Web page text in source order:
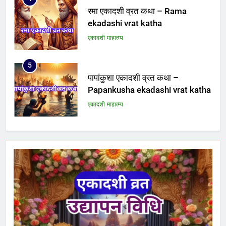
रमा एकादशी व्रत कथा – Rama
ekadashi vrat katha
एकादशी माहात्म्य
5
पापांकुशा एकादशी व्रत कथा –
Papankusha ekadashi vrat katha
एकादशी माहात्म्य
6
ekadashi vrat katha in hindi
एकादशी माहात्म्य
7
जयंती एकादशी व्रत कथा – Jayanti
ekadashi vrat katha in hindi